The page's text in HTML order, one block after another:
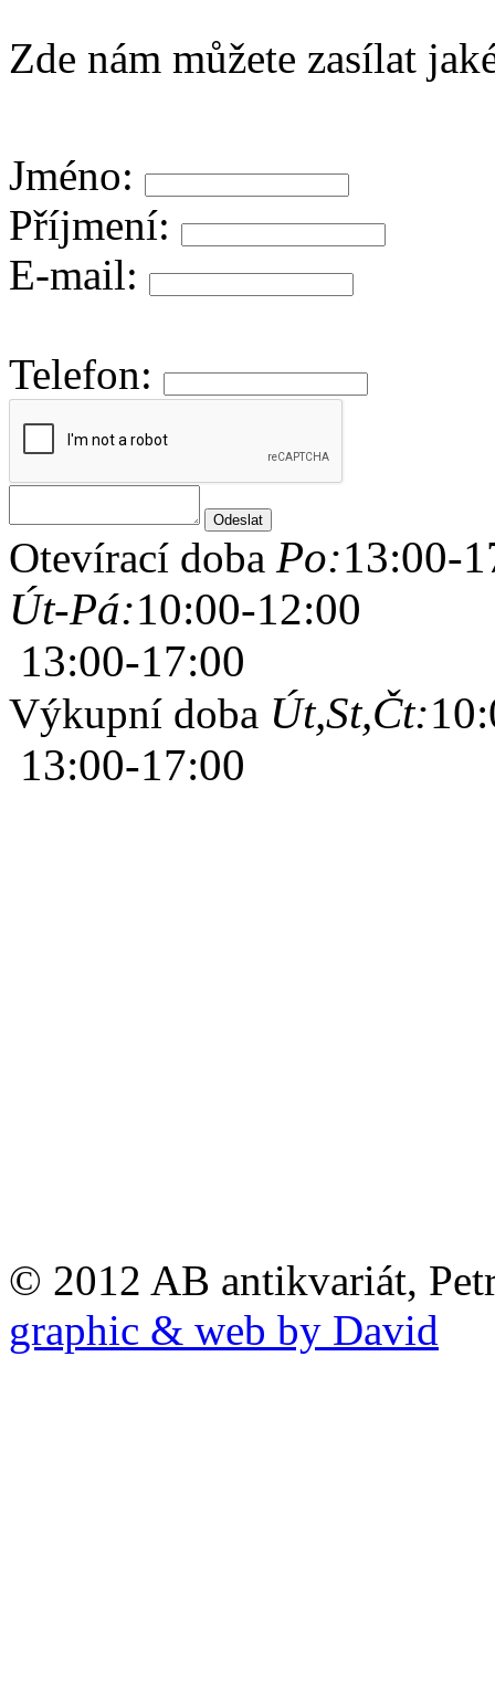
Zde nám můžete zasílat
Jméno:
Příjmení:
E-mail:
Telefon:
Otevírací doba Po:13:00-
Út-Pá:10:00-12:00
13:00-17:00
Výkupní doba Út,St,Čt:
13:00-17:00
© 2012 AB antikvariát,
graphic & web by David